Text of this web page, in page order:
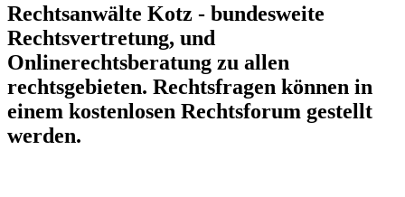
Rechtsanwälte Kotz - bundesweite
Rechtsvertretung, und
Onlinerechtsberatung zu allen
rechtsgebieten. Rechtsfragen können in
einem kostenlosen Rechtsforum gestellt
werden.